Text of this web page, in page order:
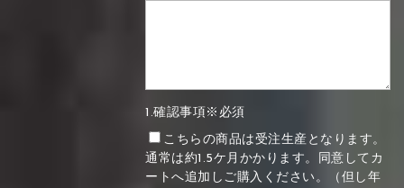
1.確認事項※必須
こちらの商品は受注生産となります。
通常は約1.5ケ月かかります。同意してカ
ートへ追加しご購入ください。（但し年